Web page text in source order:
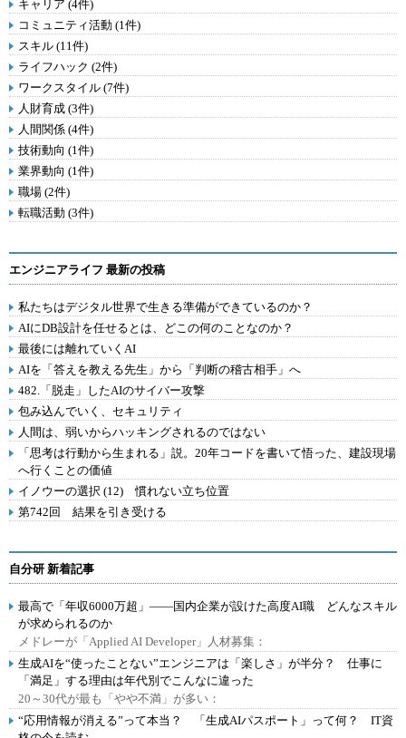
キャリア (4件)
コミュニティ活動 (1件)
スキル (11件)
ライフハック (2件)
ワークスタイル (7件)
人財育成 (3件)
人間関係 (4件)
技術動向 (1件)
業界動向 (1件)
職場 (2件)
転職活動 (3件)
エンジニアライフ 最新の投稿
私たちはデジタル世界で生きる準備ができているのか？
AIにDB設計を任せるとは、どこの何のことなのか？
最後には離れていくAI
AIを「答えを教える先生」から「判断の稽古相手」へ
482.「脱走」したAIのサイバー攻撃
包み込んでいく、セキュリティ
人間は、弱いからハッキングされるのではない
「思考は行動から生まれる」説。20年コードを書いて悟った、建設現場
へ行くことの価値
イノウーの選択 (12) 慣れない立ち位置
第742回 結果を引き受ける
自分研 新着記事
最高で「年収6000万超」――国内企業が設けた高度AI職 どんなスキル
が求められるのか
メドレーが「Applied AI Developer」人材募集：
生成AIを“使ったことない”エンジニアは「楽しさ」が半分？ 仕事に
「満足」する理由は年代別でこんなに違った
20～30代が最も「やや不満」が多い：
“応用情報が消える”って本当？ 「生成AIパスポート」って何？ IT資